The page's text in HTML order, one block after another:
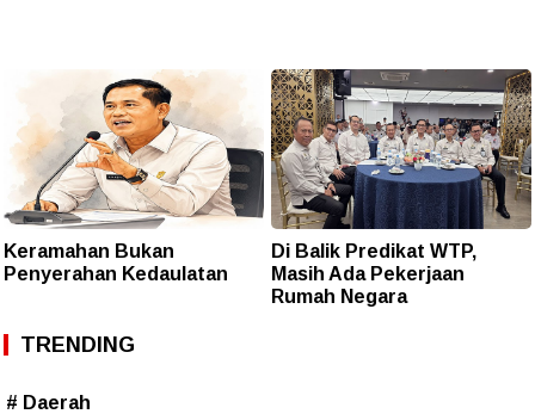
Keramahan Bukan
Penyerahan Kedaulatan
Di Balik Predikat WTP,
Masih Ada Pekerjaan
Rumah Negara
TRENDING
# Daerah